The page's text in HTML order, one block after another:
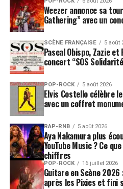
Weezer annonce sa
Gathering” avec un
SCÈNE FRANÇAISE 5 août
Pascal Obispo, Zazie
concert “SOS
POP-ROCK 5 août 2026
Elvis Costello célèbre
avec un coffret
RAP-RNB 5 août 2026
Aya Nakamura plus
YouTube Music ? Ce
chiffres
POP-ROCK 16 juillet 2026
Guitare en Scène
après les Pixies et fini